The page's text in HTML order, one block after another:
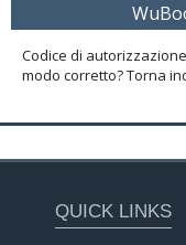
Codice di
modo corretto? Torna
QUICK LINKS